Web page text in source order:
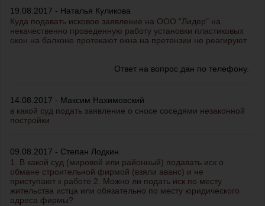
19.08.2017 - Наталья Куликова
Куда подавать исковое заявление на ООО "Лидер" на
некачественно проведенную работу установки пластиковых
окон на балконе протекают окна на претензии не реагируют
Ответ на вопрос дан по телефону.
14.08.2017 - Максим Нахимовский
в какой суд подать заявление о сносе соседями незаконной
постройки
09.08.2017 - Степан Лодкин
1. В какой суд (мировой или районный) подавать иск о
обмане строительной фирмой (взяли аванс) и не
приступают к работе 2. Можно ли подать иск по месту
жительства истца или обязательно по месту юридического
адреса фирмы?